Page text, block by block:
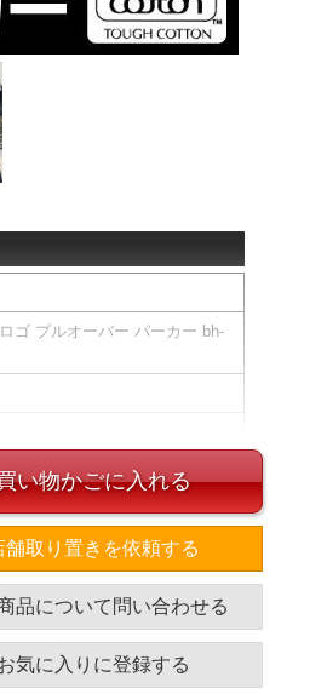
ゴ プルオーバー パーカー bh-
囲 着丈
75
77
い物かごに入れる
舗取り置きを依頼する
品について問い合わせる
気に入りに登録する